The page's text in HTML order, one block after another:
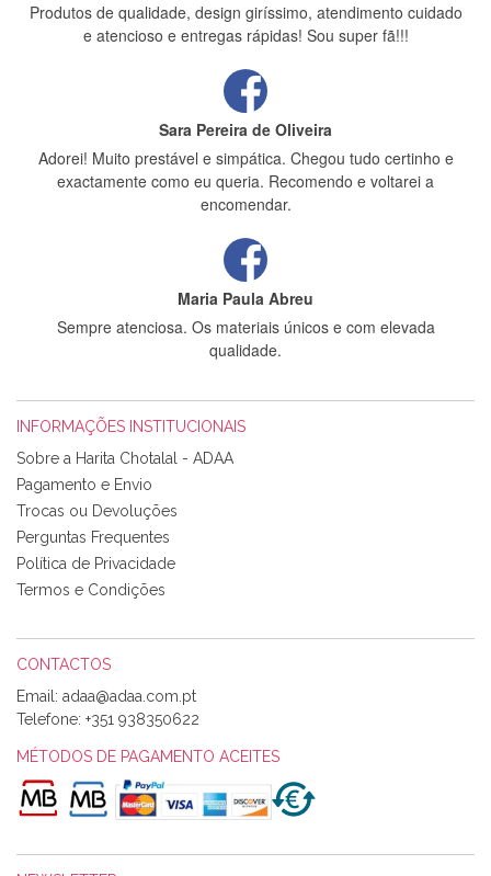
Produtos de qualidade, design giríssimo, atendimento cuidado
e atencioso e entregas rápidas! Sou super fã!!!
Sara Pereira de Oliveira
Adorei! Muito prestável e simpática. Chegou tudo certinho e
exactamente como eu queria. Recomendo e voltarei a
encomendar.
Maria Paula Abreu
Sempre atenciosa. Os materiais únicos e com elevada
qualidade.
Tudo chegou em condições, pois os produtos vieram muito
bem acondicionados. Estou plenamente satisfeita com os
produtos adquiridos. Relativamente à bolsa, tem um tecido
com um padrão e cores muito bonitas e a execução está
perfeitíssima. Futuramente penso voltar a comprar na vossa
loja, têm excelentes artigos a um preço muito justo. A
Alexandra Morais
Olá boa Noite. Os meus tecidos chegaram hoje. Muito
obrigada pelo miminho que dá um jeitaço pras minhas linhas
de bordar e não sei o que pões nos tecidos, mas que cheiram
maravilhosamente ... cheiram! :) Muito Obrigada.
INFORMAÇÕES INSTITUCIONAIS
Sobre a Harita Chotalal - ADAA
Pagamento e Envio
Trocas ou Devoluções
Perguntas Frequentes
Política de Privacidade
Termos e Condições
CONTACTOS
Email:
Telefone: +351 938350622
MÉTODOS DE PAGAMENTO ACEITES